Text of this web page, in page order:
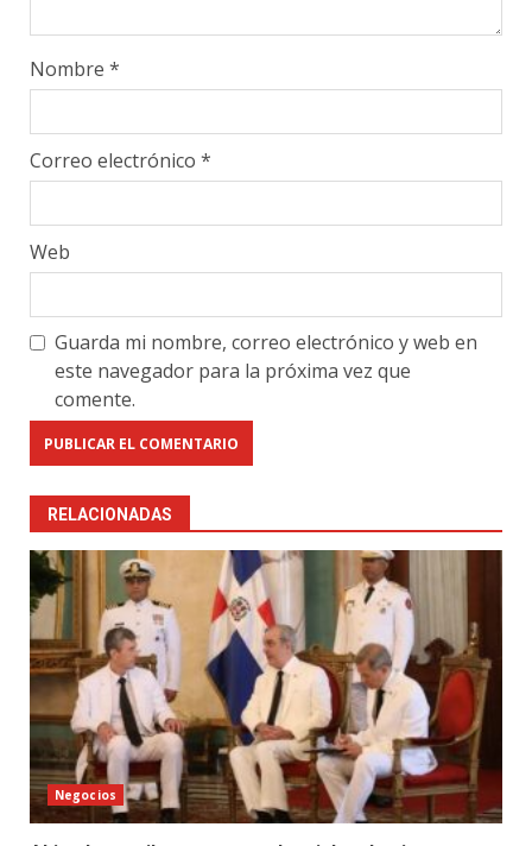
Nombre *
Correo electrónico *
Web
Guarda mi nombre, correo electrónico y web en
este navegador para la próxima vez que
comente.
RELACIONADAS
Negocios